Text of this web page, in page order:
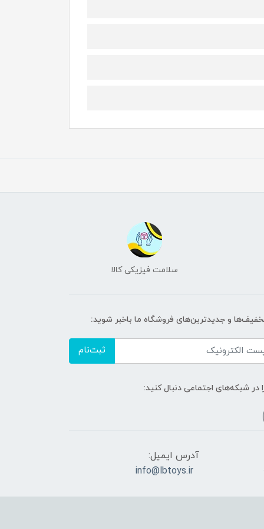
سلامت فیزیکی کالا
و جدیدترین‌های فروشگاه ما باخبر شوید:
ثبت‌نام
در شبکه‌های اجتماعی دنبال کنید:
آدرس ایمیل:
info@lbtoys.ir